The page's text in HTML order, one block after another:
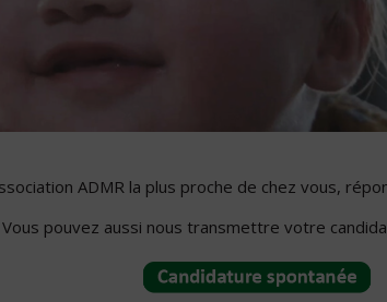
ADMR la plus proche de chez vous,
Vous pouvez aussi nous transmettre votre